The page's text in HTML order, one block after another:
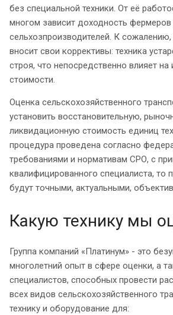
без специальной техники. От её
многом зависит доходность фермеров
сельхозпроизводителей. К
вносит свои коррективы: техника
строя, что непосредственно влияет на
стоимости.
Оценка сельскохозяйственного
установить восстановительную,
ликвидационную стоимость единиц
процедура проведена согласно
требованиями и нормативам СРО, с
квалифицированного специалиста, то
будут точными, актуальными,
Какую технику мы
Группа компаний «Платинум» - это
многолетний опыт в сфере оценки, а
специалистов, способных провести
всех видов сельскохозяйственного
технику и оборудование для: